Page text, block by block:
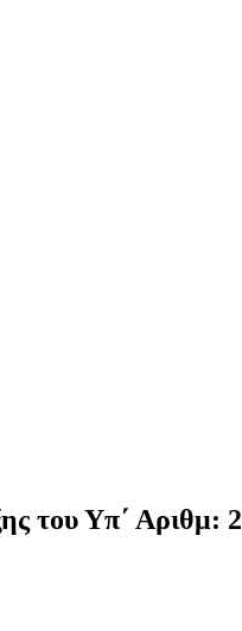
του Υπ΄ Αριθμ: